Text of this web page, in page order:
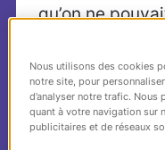
qu’on ne
croit les
il n’y a pas
même analyse
global :
d’affecter la
Nous utilisons des cookies
notre site, pour
d’analyser notre trafic.
quant à votre navigation sur
publicitaires et de réseaux